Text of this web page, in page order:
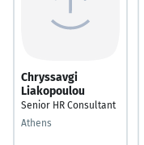
Chryssavgi
Liakopoulou
Senior HR Consultant
Athens